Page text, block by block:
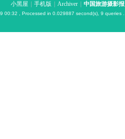
小黑屋 手机版 Archiver 中国旅游摄影报
00:32 , Processed in 0.029887 second(s), 9 queries .